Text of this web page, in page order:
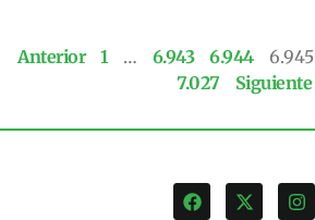
Anterior 1 … 6.943 6.944 6.945
7.027
Siguiente